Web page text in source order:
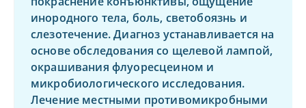
инородного тела, боль, светобоязнь и
слезотечение. Диагноз устанавливается на
основе обследования со щелевой лампой,
окрашивания флуоресцеином и
микробиологического исследования.
Лечение местными противомикробными